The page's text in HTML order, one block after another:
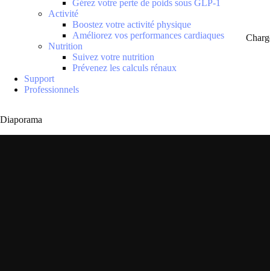
Gérez votre perte de poids sous GLP-1
Activité
Boostez votre activité physique
Améliorez vos performances cardiaques
Nutrition
Suivez votre nutrition
Prévenez les calculs rénaux
Support
Professionnels
Diaporama